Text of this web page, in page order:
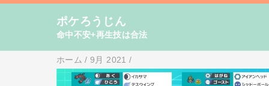
ポケろうじん
命中不安+再生技は合法
ホーム /9月 2021 /